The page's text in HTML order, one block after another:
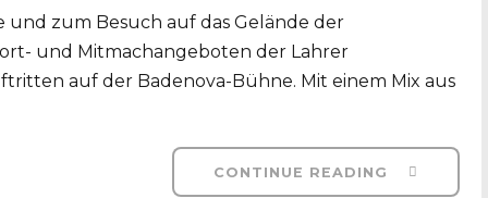
und zum Besuch auf das Gelände der
und Mitmachangeboten der Lahrer
auf der Badenova-Bühne. Mit einem Mix aus
CONTINUE READING